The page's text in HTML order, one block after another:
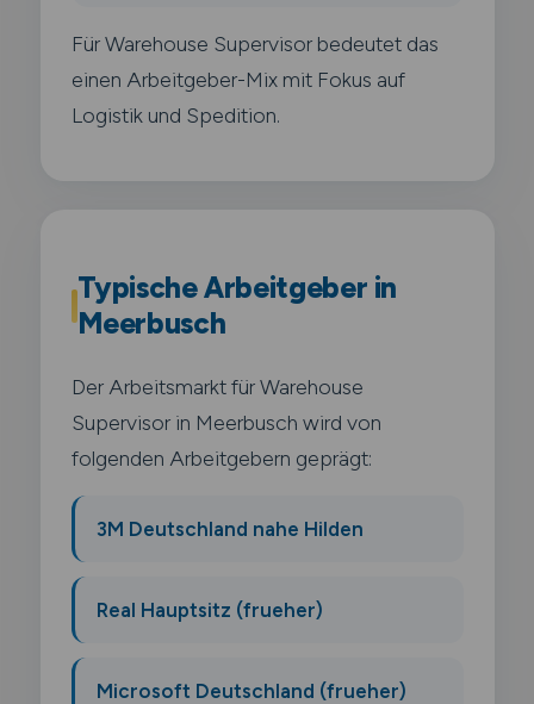
Für Warehouse Supervisor bedeutet das
einen Arbeitgeber-Mix mit Fokus auf
Logistik und Spedition.
Typische Arbeitgeber in
Meerbusch
Der Arbeitsmarkt für Warehouse
Supervisor in Meerbusch wird von
folgenden Arbeitgebern geprägt:
3M Deutschland nahe Hilden
Real Hauptsitz (frueher)
Microsoft Deutschland (frueher)